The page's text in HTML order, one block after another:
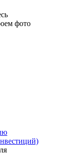
фото